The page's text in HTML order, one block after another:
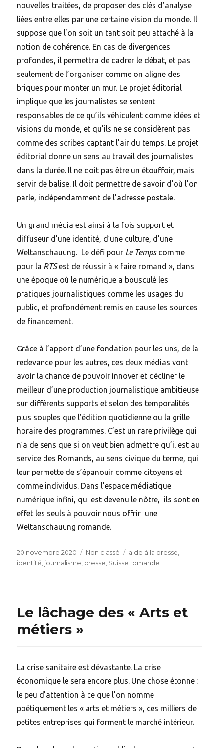
nouvelles traitées, de proposer des clés d’analyse
liées entre elles par une certaine vision du monde. Il
suppose que l’on soit un tant soit peu attaché à la
notion de cohérence. En cas de divergences
profondes, il permettra de cadrer le débat, et pas
seulement de l’organiser comme on aligne des
briques pour monter un mur. Le projet éditorial
implique que les journalistes se sentent
responsables de ce qu’ils véhiculent comme idées et
visions du monde, et qu’ils ne se considèrent pas
comme des scribes captant l’air du temps. Le projet
éditorial donne un sens au travail des journalistes
dans la durée. Il ne doit pas être un étouffoir, mais
servir de balise. Il doit permettre de savoir d’où l’on
parle, indépendamment de l’adresse postale.
Un grand média est ainsi à la fois support et
diffuseur d’une identité, d’une culture, d’une
Weltanschauung. Le défi pour Le Temps comme
pour la RTSest de réussir à « faire romand », dans
une époque où le numérique a bousculé les
pratiques journalistiques comme les usages du
public, et profondément remis en cause les sources
de financement.
Grâce à l’apport d’une fondation pour les uns, de la
redevance pour les autres, ces deux médias vont
avoir la chance de pouvoir innover et décliner le
meilleur d’une production journalistique ambitieuse
sur différents supports et selon des temporalités
plus souples que l’édition quotidienne ou la grille
horaire des programmes. C’est un rare privilège qui
n’a de sens que si on veut bien admettre qu’il est au
service des Romands, au sens civique du terme, qui
leur permette de s’épanouir comme citoyens et
comme individus. Dans l’espace médiatique
numérique infini, qui est devenu le nôtre, ils sont en
effet les seuls à pouvoir nous offrir une
Weltanschauung romande.
Posted
on
20 novembre 2020 Categories
Non classé Tags
aide à la presse,
identité, journalisme, presse, Suisse romande
Le lâchage des « Arts et
métiers »
La crise sanitaire est dévastante. La crise
économique le sera encore plus. Une chose étonne :
le peu d’attention à ce que l’on nomme
poétiquement les « arts et métiers », ces milliers de
petites entreprises qui forment le marché intérieur.